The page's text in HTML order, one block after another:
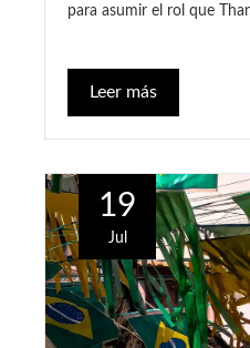
para asumir el rol que
Leer más
19
Jul